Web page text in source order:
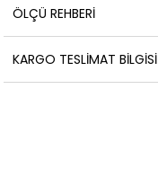
ÖLÇÜ REHBERI
KARGO TESLIMAT BILGISI